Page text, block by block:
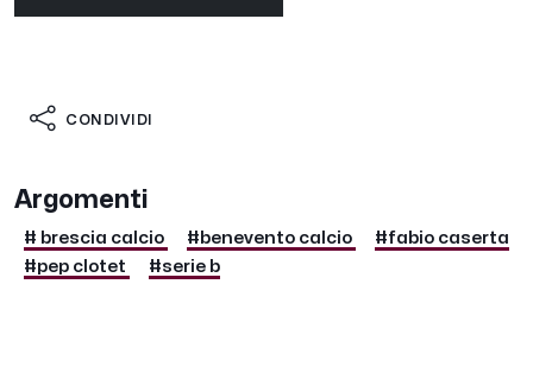
CONDIVIDI
Argomenti
# brescia calcio #benevento calcio
#fabio caserta
#pep clotet
#serie b